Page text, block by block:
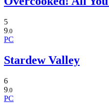
5
9.0
PC
Stardew Valley
6
9 .0
PC